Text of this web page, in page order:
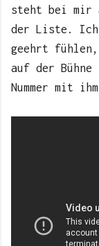
steht bei mir
der Liste. Ich
geehrt fühlen,
auf der
Nummer mit